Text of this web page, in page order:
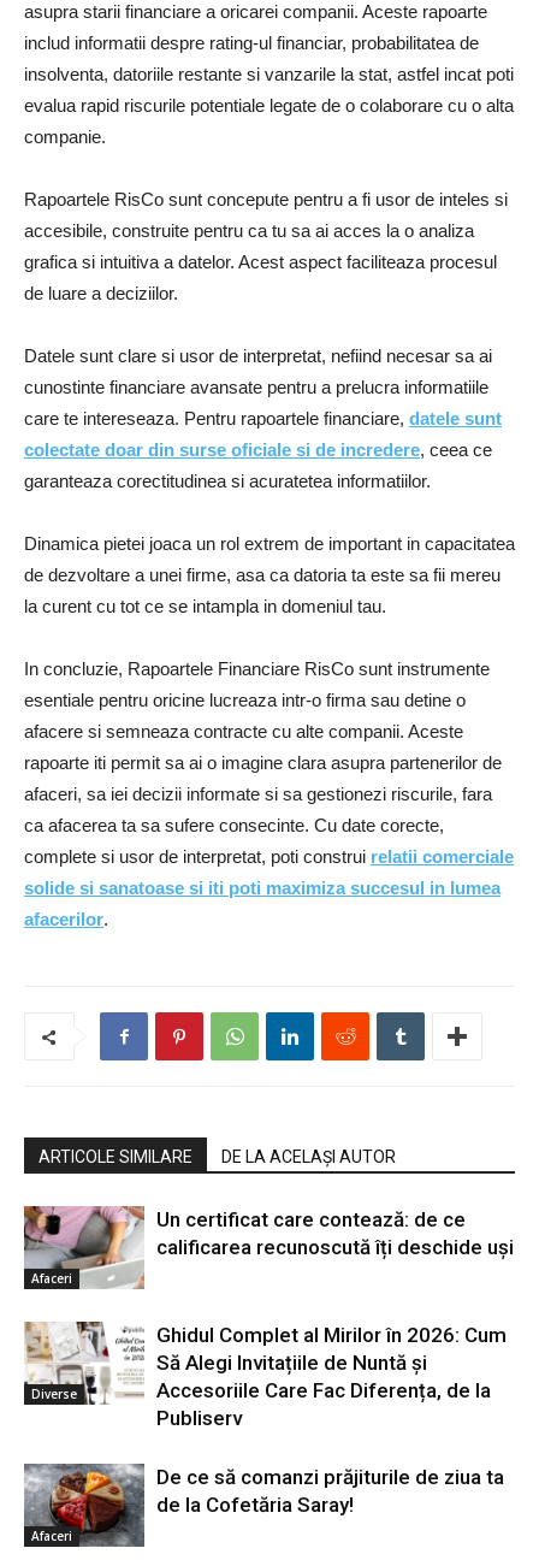
asupra starii financiare a oricarei companii. Aceste rapoarte
includ informatii despre rating-ul financiar, probabilitatea de
insolventa, datoriile restante si vanzarile la stat, astfel incat poti
evalua rapid riscurile potentiale legate de o colaborare cu o alta
companie.
Rapoartele RisCo sunt concepute pentru a fi usor de inteles si
accesibile, construite pentru ca tu sa ai acces la o analiza
grafica si intuitiva a datelor. Acest aspect faciliteaza procesul
de luare a deciziilor.
Datele sunt clare si usor de interpretat, nefiind necesar sa ai
cunostinte financiare avansate pentru a prelucra informatiile
care te intereseaza. Pentru rapoartele financiare, datele sunt
colectate doar din surse oficiale si de incredere, ceea ce
garanteaza corectitudinea si acuratetea informatiilor.
Dinamica pietei joaca un rol extrem de important in capacitatea
de dezvoltare a unei firme, asa ca datoria ta este sa fii mereu
la curent cu tot ce se intampla in domeniul tau.
In concluzie, Rapoartele Financiare RisCo sunt instrumente
esentiale pentru oricine lucreaza intr-o firma sau detine o
afacere si semneaza contracte cu alte companii. Aceste
rapoarte iti permit sa ai o imagine clara asupra partenerilor de
afaceri, sa iei decizii informate si sa gestionezi riscurile, fara
ca afacerea ta sa sufere consecinte. Cu date corecte,
complete si usor de interpretat, poti construi relatii comerciale
solide si sanatoase si iti poti maximiza succesul in lumea
afacerilor.
ARTICOLE SIMILARE DE LA ACELAȘI AUTOR
Afaceri
Un certificat care contează: de ce
calificarea recunoscută îți deschide uși
Diverse
Ghidul Complet al Mirilor în 2026: Cum
Să Alegi Invitațiile de Nuntă și
Accesoriile Care Fac Diferența, de la
Publiserv
Afaceri
De ce să comanzi prăjiturile de ziua ta
de la Cofetăria Saray!